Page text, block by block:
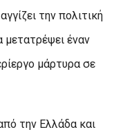
την πολιτική
μετατρέψει έναν
μάρτυρα σε
την Ελλάδα και